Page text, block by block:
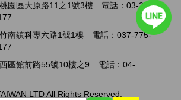
園區大原路11之1號3樓 電話：03-2717-
南鎮科專六路1號1樓 電話：037-775-
區館前路55號10樓之9 電話：04-
LTD All Rights Reserved.